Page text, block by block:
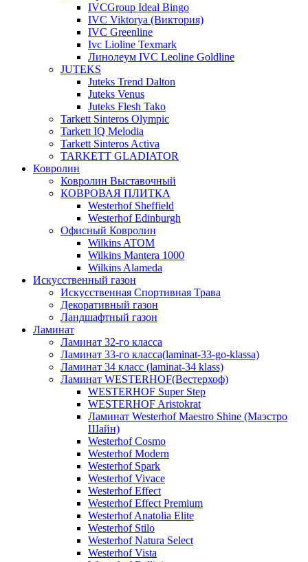
IVCGroup Ideal Bingo
IVC Viktorya (Виктория)
IVC Greenline
Ivc Lioline Texmark
Линолеум IVC Leoline Goldline
JUTEKS
Juteks Trend Dalton
Juteks Venus
Juteks Flesh Tako
Tarkett Sinteros Olympic
Tarkett IQ Melodia
Tarkett Sinteros Activa
TARKETT GLADIATOR
Ковролин
Ковролин Выставочный
КОВРОВАЯ ПЛИТКА
Westerhof Sheffield
Westerhof Edinburgh
Офисный Ковролин
Wilkins ATOM
Wilkins Mantera 1000
Wilkins Alameda
Искусственный газон
Искусственная Спортивная Трава
Декоративный газон
Ландшафтный газон
Ламинат
Ламинат 32-го класса
Ламинат 33-го класса(laminat-33-go-klassa)
Ламинат 34 класс (laminat-34 klass)
Ламинат WESTERHOF(Вестерхоф)
WESTERHOF Super Step
WESTERHOF Aristokrat
Ламинат Westerhof Maestro Shine (Маэстро
Шайн)
Westerhof Cosmo
Westerhof Modern
Westerhof Spark
Westerhof Vivace
Westerhof Effect
Westerhof Effect Premium
Westerhof Anatolia Elite
Westerhof Stilo
Westerhof Natura Select
Westerhof Vista